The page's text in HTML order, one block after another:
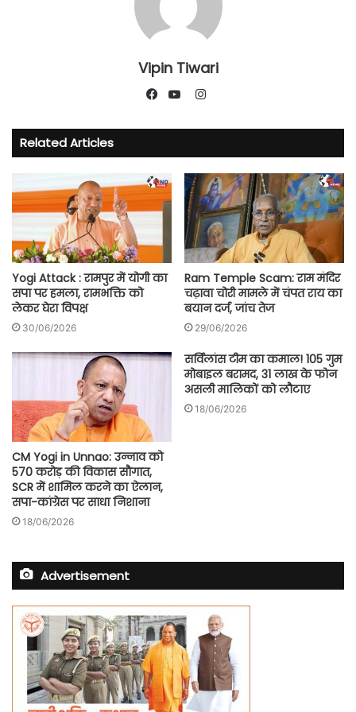
Vipin Tiwari
Instagram
Related Articles
Yogi Attack : रामपुर में योगी का
सपा पर हमला, रामभक्ति को
लेकर घेरा विपक्ष
30/06/2026
Ram Temple Scam: राम मंदिर
चढ़ावा चोरी मामले में चंपत राय का
बयान दर्ज, जांच तेज
29/06/2026
CM Yogi in Unnao: उन्नाव को
570 करोड़ की विकास सौगात,
SCR में शामिल करने का ऐलान,
सपा-कांग्रेस पर साधा निशाना
18/06/2026
सर्विलांस टीम का कमाल! 105 गुम
मोबाइल बरामद, 31 लाख के फोन
असली मालिकों को लौटाए
18/06/2026
Advertisement